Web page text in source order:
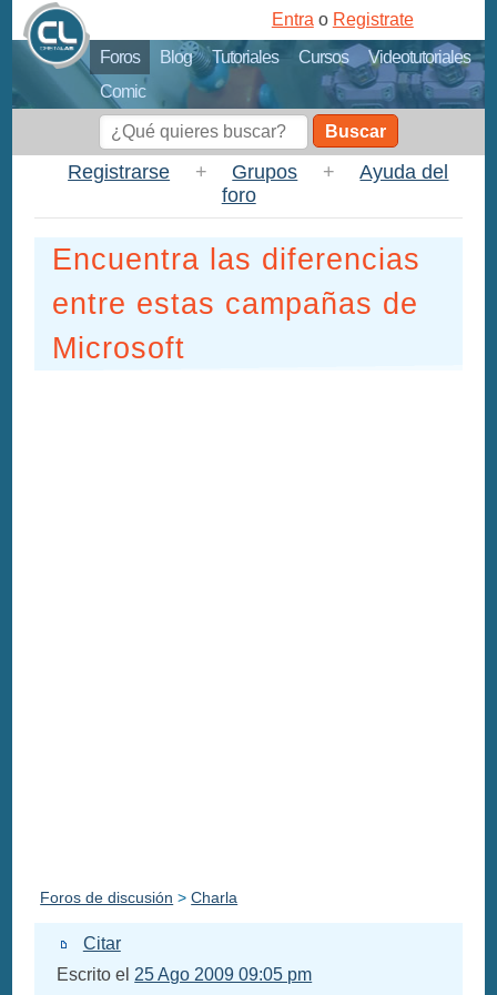
Foros Blog Tutoriales Cursos
Videotutoriales
Comic
Entra o Registrate
Buscar
Registrarse + Grupos +
Ayuda del
foro
Encuentra las diferencias
entre estas campañas de
Microsoft
Foros de discusión >Charla
Citar
Escrito el 25 Ago 2009 09:05 pm